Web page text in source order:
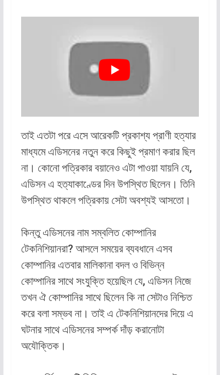
তাই এতটা পরে এসে আরেকটি প্রকাশ্য প্রাণী হত্যার
মাধ্যমে এডিসনের নতুন করে কিছুই প্রমাণ করার ছিল
না। কোনো পত্রিকার বয়ানেও এটা পাওয়া যায়নি যে,
এডিসন এ হত্যাকাণ্ডের দিন উপস্থিত ছিলেন। তিনি
উপস্থিত থাকলে পত্রিকায় সেটা অবশ্যই আসতো।
কিন্তু এডিসনের নাম সম্বলিত কোম্পানির
টেকনিশিয়ানরা? আসলে সময়ের ব্যবধানে এসব
কোম্পানির এতবার মালিকানা বদল ও বিভিন্ন
কোম্পানির সাথে সংযুক্তি হয়েছিল যে, এডিসন নিজে
তখন ঐ কোম্পানির সাথে ছিলেন কি না সেটাও নিশ্চিত
করে বলা সম্ভব না। তাই এ টেকনিশিয়ানদের দিয়ে এ
ঘটনার সাথে এডিসনের সম্পর্ক দাঁড় করানোটা
অযৌক্তিক।